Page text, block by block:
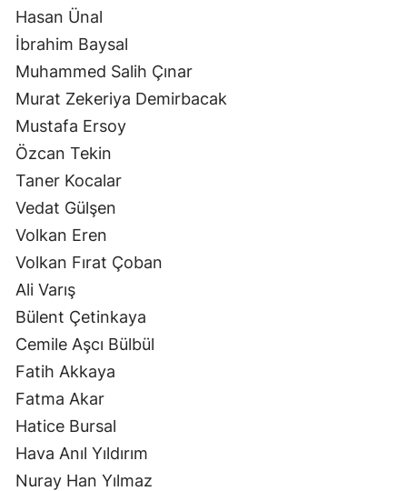
Hasan Ünal
İbrahim Baysal
Muhammed Salih Çınar
Murat Zekeriya Demirbacak
Mustafa Ersoy
Özcan Tekin
Taner Kocalar
Vedat Gülşen
Volkan Eren
Volkan Fırat Çoban
Ali Varış
Bülent Çetinkaya
Cemile Aşcı Bülbül
Fatih Akkaya
Fatma Akar
Hatice Bursal
Hava Anıl Yıldırım
Nuray Han Yılmaz